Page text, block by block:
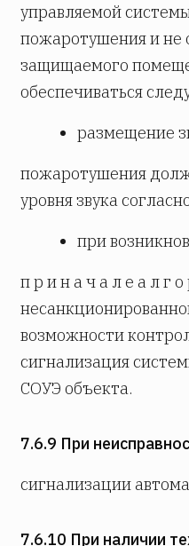
управляемой
пожаротушения и не
защищаемого
обеспечиваться
размещение
пожаротушения
уровня звука
при
п р и н а ч а л е а л г
возможности
сигнализация
СОУЭ объекта.
7.6.9 При
сигнализации
7.6.10 При наличии